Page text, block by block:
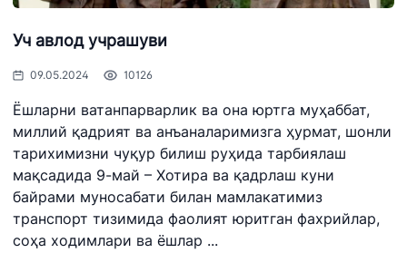
Уч авлод учрашуви
09.05.2024 10126
Ёшларни ватанпарварлик ва она юртга муҳаббат,
миллий қадрият ва анъаналаримизга ҳурмат, шонли
тарихимизни чуқур билиш руҳида тарбиялаш
мақсадида 9-май – Хотира ва қадрлаш куни
байрами муносабати билан мамлакатимиз
транспорт тизимида фаолият юритган фахрийлар,
соҳа ходимлари ва ёшлар ...